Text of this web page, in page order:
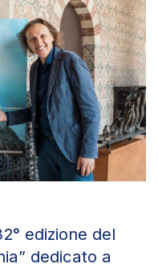
edizione del
dedicato a